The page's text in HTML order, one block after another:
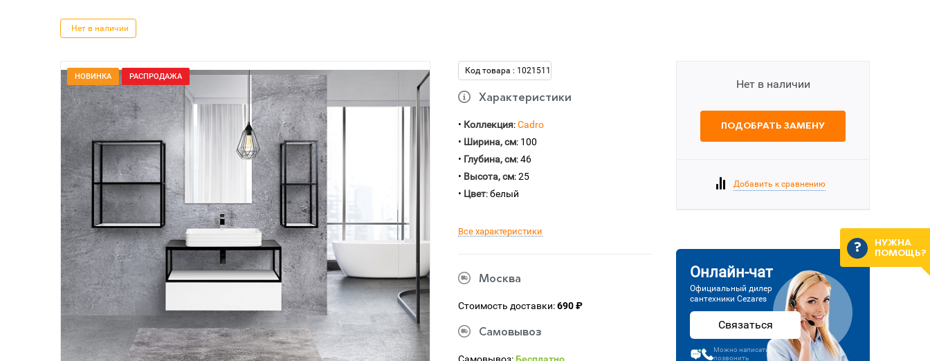
Нет в наличии
НОВИНКА РАСПРОДАЖА
Код товара : 1021511
Характеристики
• Коллекция:Cadro
• Ширина, см: 100
• Глубина, см: 46
• Высота, см: 25
• Цвет: белый
Все характеристики
Москва
Стоимость доставки:690 ₽
Самовывоз
Нет в наличии
ПОДОБРАТЬ ЗАМЕНУ
Добавить к сравнению
Онлайн-чат
Официальный дилер
сантехники Cezares
Связаться
Можно написать или
позвонить
НУЖНА
ПОМОЩЬ?